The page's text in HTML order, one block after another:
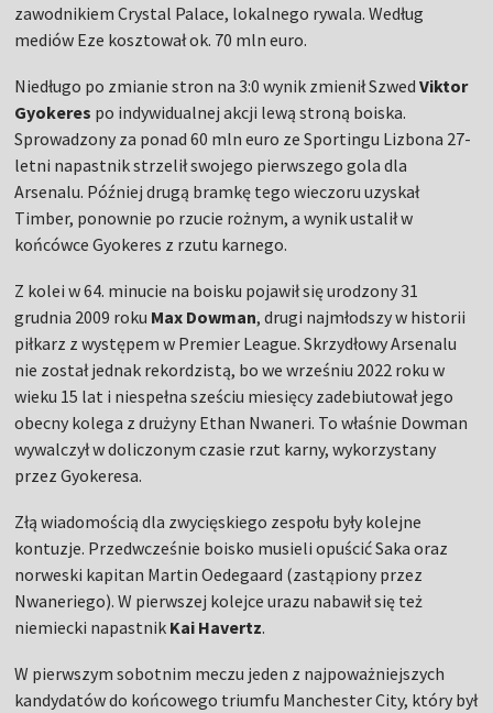
zawodnikiem Crystal Palace, lokalnego rywala. Według
mediów Eze kosztował ok. 70 mln euro.
Niedługo po zmianie stron na 3:0 wynik zmienił SzwedViktor
Gyokeres po indywidualnej akcji lewą stroną boiska.
Sprowadzony za ponad 60 mln euro ze Sportingu Lizbona 27-
letni napastnik strzelił swojego pierwszego gola dla
Arsenalu. Później drugą bramkę tego wieczoru uzyskał
Timber, ponownie po rzucie rożnym, a wynik ustalił w
końcówce Gyokeres z rzutu karnego.
Z kolei w 64. minucie na boisku pojawił się urodzony 31
grudnia 2009 roku Max Dowman, drugi najmłodszy w historii
piłkarz z występem w Premier League. Skrzydłowy Arsenalu
nie został jednak rekordzistą, bo we wrześniu 2022 roku w
wieku 15 lat i niespełna sześciu miesięcy zadebiutował jego
obecny kolega z drużyny Ethan Nwaneri. To właśnie Dowman
wywalczył w doliczonym czasie rzut karny, wykorzystany
przez Gyokeresa.
Złą wiadomością dla zwycięskiego zespołu były kolejne
kontuzje. Przedwcześnie boisko musieli opuścić Saka oraz
norweski kapitan Martin Oedegaard (zastąpiony przez
Nwaneriego). W pierwszej kolejce urazu nabawił się też
niemiecki napastnik Kai Havertz.
W pierwszym sobotnim meczu jeden z najpoważniejszych
kandydatów do końcowego triumfu Manchester City, który był